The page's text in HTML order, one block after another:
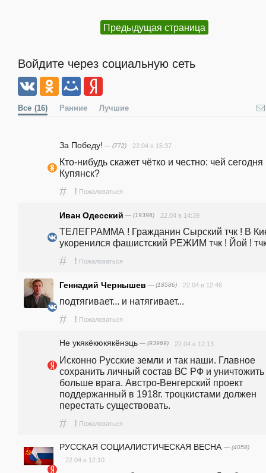
Предыдущая страница
Войдите через социальную сеть
Все (16) Ранние Лучшие
За Победу! — (772) 22.04 в 15:37
Кто-нибудь скажет чётко и честно: чей сегодня
Купянск?
# ! Пожаловаться
Иван Одесский — (19396) 22.04 в 14:39
ТЕЛЕГРАММА ! Гражданин Сырский тчк ! В
укоренился фашистский РЕЖИМ тчк ! Йой !
# ! Пожаловаться
Геннадий Чернышев — (18586) 22.04 в 12:46
подтягивает... и натягивает...
# ! Пожаловаться
Не укякёкюкякёнэць — (93969) 22.04 в 12:13
Исконно Русские земли и так наши. Главное
сохранить личный состав ВС РФ и уничтожить
больше врага. Австро-Венгерский проект
поддержанный в 1918г. троцкистами должен
перестать существовать.
# ! Пожаловаться
РУССКАЯ СОЦИАЛИСТИЧЕСКАЯ ВЕСНА — (4058)
22.04 в 12:10